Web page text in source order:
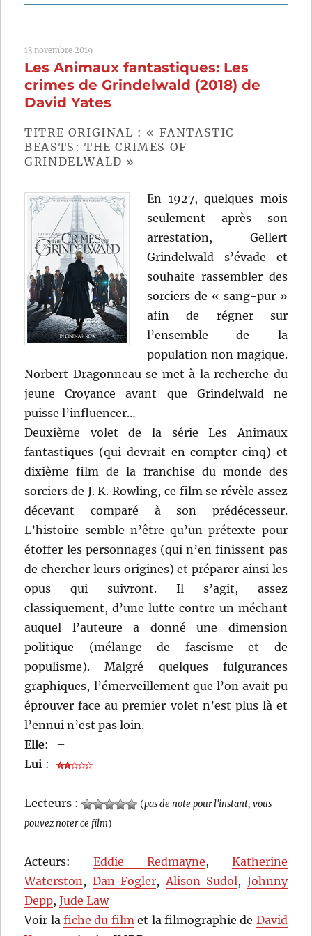
Alien:
de
Ridley
Scott
13 novembre 2019
Les Animaux fantastiques: Les
crimes de Grindelwald (2018) de
David Yates
TITRE ORIGINAL : « FANTASTIC
BEASTS: THE CRIMES OF
GRINDELWALD »
En 1927, quelques mois
seulement après son
arrestation, Gellert
Grindelwald s’évade et
souhaite rassembler des
sorciers de « sang-pur »
afin de régner sur
l’ensemble de la
population non magique.
Norbert Dragonneau se met à la recherche du
jeune Croyance avant que Grindelwald ne
puisse l’influencer…
Deuxième volet de la série Les Animaux
fantastiques (qui devrait en compter cinq) et
dixième film de la franchise du monde des
sorciers de J. K. Rowling, ce film se révèle assez
décevant comparé à son prédécesseur.
L’histoire semble n’être qu’un prétexte pour
étoffer les personnages (qui n’en finissent pas
de chercher leurs origines) et préparer ainsi les
opus qui suivront. Il s’agit, assez
classiquement, d’une lutte contre un méchant
auquel l’auteure a donné une dimension
politique (mélange de fascisme et de
populisme). Malgré quelques fulgurances
graphiques, l’émerveillement que l’on avait pu
éprouver face au premier volet n’est plus là et
l’ennui n’est pas loin.
Elle:
–
Lui :
Lecteurs : (pas de note pour l'instant, vous
pouvez noter ce film)
Acteurs:Eddie Redmayne, Katherine
Waterston, Dan Fogler,Alison Sudol, Johnny
Depp,Jude Law
Voir lafiche du filmet la filmographie de David